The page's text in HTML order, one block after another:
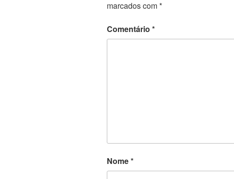
marcados com*
Comentário *
Nome*